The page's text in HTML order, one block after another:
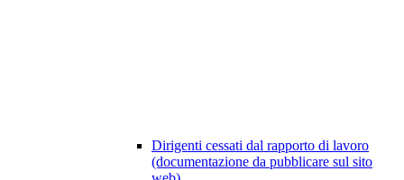
Dirigenti cessati dal rapporto di lavoro
(documentazione da pubblicare sul sito